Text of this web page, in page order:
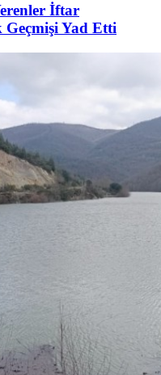
İftar
Geçmişi Yad Etti